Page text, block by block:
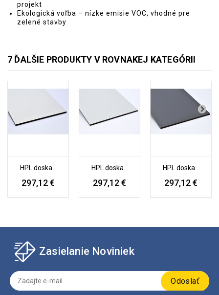
projekt
Ekologická voľba – nízke emisie VOC, vhodné pre
zelené stavby
7 ĎALŠIE PRODUKTY V ROVNAKEJ KATEGÓRII
HPL doska...
297,12 €
HPL doska...
297,12 €
HPL doska...
297,12 €
Zasielanie Noviniek
Odoslať